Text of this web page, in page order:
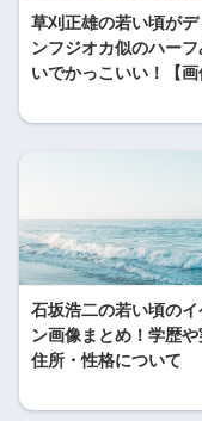
草刈正雄の若い頃がデ
ンフジオカ似のハーフ
いでかっこいい！【画
石坂浩二の若い頃のイ
ン画像まとめ！学歴
住所・性格について